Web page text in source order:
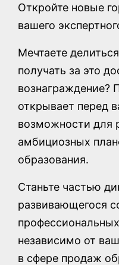
Откройте новые
вашего
Мечтаете
получать за это
вознаграждение?
открывает перед
возможности для
амбициозных
образования.
Станьте частью
развивающегося
независимо от
в сфере продаж